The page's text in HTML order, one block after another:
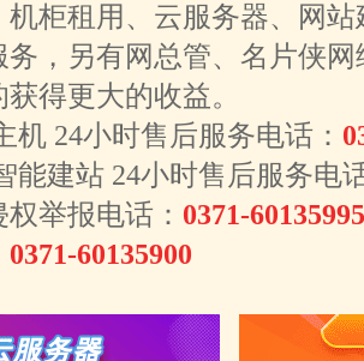
机柜租用、云服务器、网
务，另有网总管、名片侠
得更大的收益。
机 24小时售后服务电话：
能建站 24小时售后服务电
举报电话： 0371-60135995
0371-60135900